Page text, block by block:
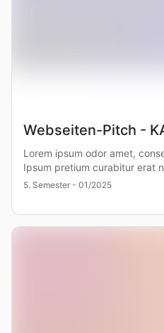
Webseiten-Pitch -
Lorem ipsum odor amet,
Ipsum pretium curabitur erat
5. Semester - 01/2025